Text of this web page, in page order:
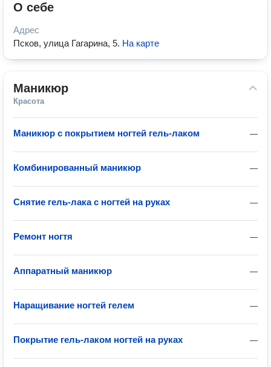
О себе
Адрес
Псков, улица Гагарина, 5. На карте
Маникюр
Красота
—
Маникюр с покрытием ногтей гель-лаком
—
Комбинированный маникюр
—
Снятие гель-лака с ногтей на руках
—
Ремонт ногтя
—
Аппаратный маникюр
—
Наращивание ногтей гелем
—
Покрытие гель-лаком ногтей на руках